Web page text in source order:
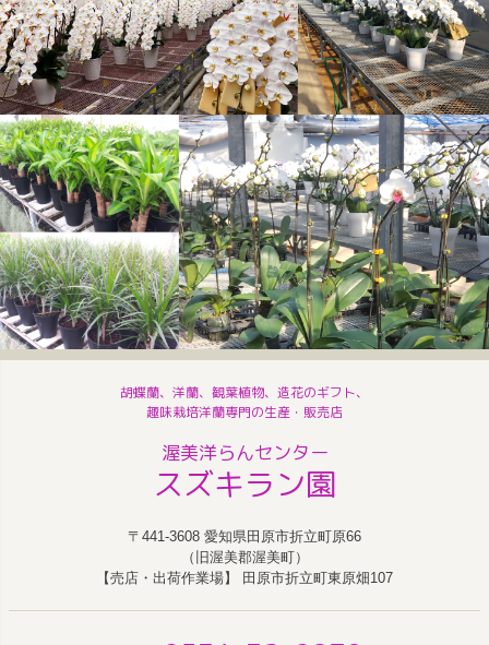
胡蝶蘭、洋蘭、観葉植物、造花のギフト、
趣味栽培洋蘭専門の生産・販売店
渥美洋らんセンター
スズキラン園
〒441-3608 愛知県田原市折立町原66
（旧渥美郡渥美町）
【売店・出荷作業場】 田原市折立町東原畑107